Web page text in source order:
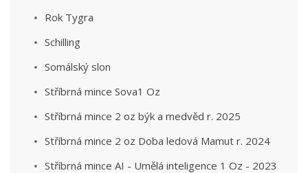
Rok Tygra
Schilling
Somálský slon
Stříbrná mince Sova1 Oz
Stříbrná mince 2 oz býk a medvěd r. 2025
Stříbrná mince 2 oz Doba ledová Mamut r. 2024
Stříbrná mince AI - Umělá inteligence 1 Oz - 2023